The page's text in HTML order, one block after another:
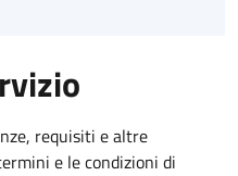
requisiti e altre
e le condizioni di